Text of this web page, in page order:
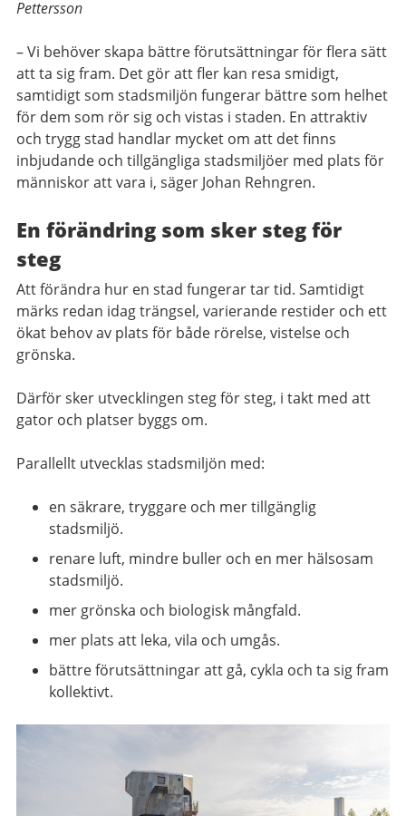
Pettersson
– Vi behöver skapa bättre förutsättningar för flera sätt
att ta sig fram. Det gör att fler kan resa smidigt,
samtidigt som stadsmiljön fungerar bättre som helhet
för dem som rör sig och vistas i staden. En attraktiv
och trygg stad handlar mycket om att det finns
inbjudande och tillgängliga stadsmiljöer med plats för
människor att vara i, säger Johan Rehngren.
En förändring som sker steg för
steg
Att förändra hur en stad fungerar tar tid. Samtidigt
märks redan idag trängsel, varierande restider och ett
ökat behov av plats för både rörelse, vistelse och
grönska.
Därför sker utvecklingen steg för steg, i takt med att
gator och platser byggs om.
Parallellt utvecklas stadsmiljön med:
en säkrare, tryggare och mer tillgänglig
stadsmiljö.
renare luft, mindre buller och en mer hälsosam
stadsmiljö.
mer grönska och biologisk mångfald.
mer plats att leka, vila och umgås.
bättre förutsättningar att gå, cykla och ta sig fram
kollektivt.